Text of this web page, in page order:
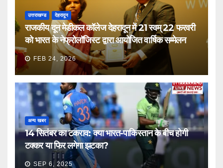
उत्तराखण्ड देहरादून
राजकीय दून मेडीकल कॉलेज देहरादून में 21 स्वम् 22 फरवरी
को भारत के नेफ्रोलॉजिस्ट द्वारा आयोजित वार्षिक सम्मेलन
FEB 24, 2026
अन्य खबर
14 सितंबर का टकराव: क्या भारत-पाकिस्तान के बीच होगी
टक्कर या फिर लगेगा झटका?
SEP 6, 2025